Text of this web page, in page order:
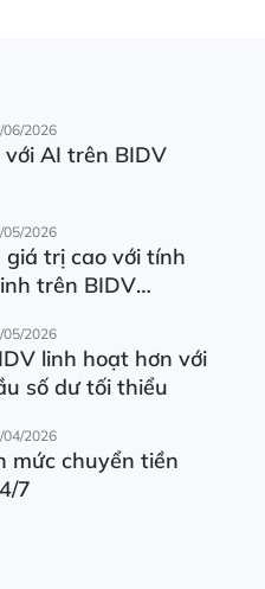
06/2026
AI trên BIDV
05/2026
trị cao với tính
trên BIDV
05/2026
linh hoạt hơn với
số dư tối thiểu
04/2026
mức chuyển tiền
7